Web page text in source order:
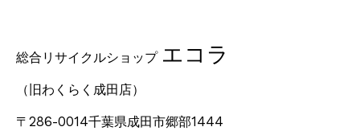
総合リサイクルショップ エコラ
（旧わくらく成田店）
〒286-0014千葉県成田市郷部1444